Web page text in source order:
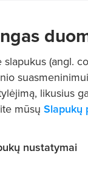
(angl.
likusius
mūsų Slapukų
nustatymai